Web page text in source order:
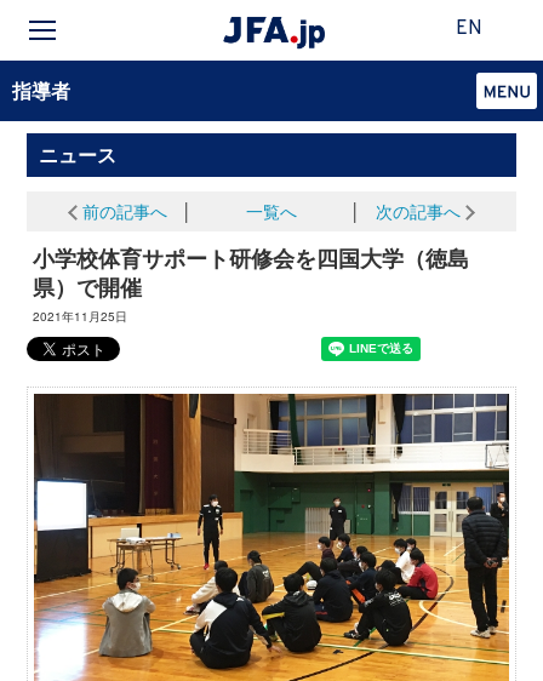
EN
指導者
ニュース
前の記事へ 一覧へ 次の記事へ
小学校体育サポート研修会を四国大学（徳島
県）で開催
2021年11月25日